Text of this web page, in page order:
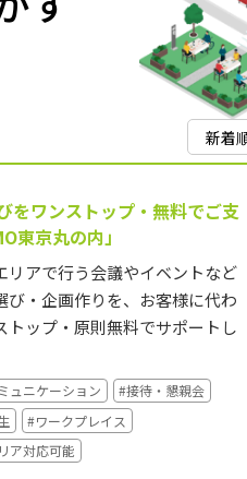
をワンストップ・無料でご支
東京丸の内」
リアで行う会議やイベントなど
び・企画作りを、お客様に代わ
トップ・原則無料でサポートし
ュニケーション
#接待・懇親会
#ワークプレイス
ア対応可能